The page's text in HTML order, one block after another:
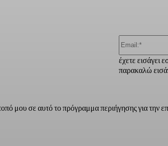
έχετε εισάγει
παρακαλώ
μου σε αυτό το πρόγραμμα περιήγησης για